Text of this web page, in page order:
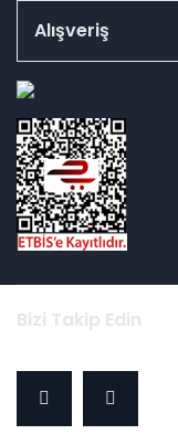
Alışveriş
Bizi Takip Edin